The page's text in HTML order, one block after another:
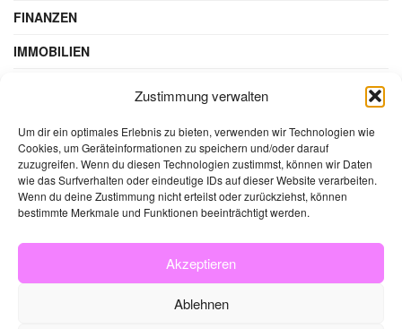
Zustimmung verwalten
Um dir ein optimales Erlebnis zu bieten, verwenden wir Technologien wie
Cookies, um Geräteinformationen zu speichern und/oder darauf
zuzugreifen. Wenn du diesen Technologien zustimmst, können wir Daten
wie das Surfverhalten oder eindeutige IDs auf dieser Website verarbeiten.
Wenn du deine Zustimmung nicht erteilst oder zurückziehst, können
bestimmte Merkmale und Funktionen beeinträchtigt werden.
Akzeptieren
Ablehnen
FINANZEN
IMMOBILIEN